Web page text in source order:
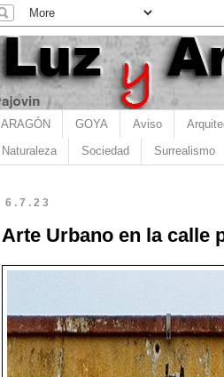
ARAGÓN GOYA Aviso
Naturaleza Sociedad Surrealismo
6.7.23
Arte Urbano en la calle